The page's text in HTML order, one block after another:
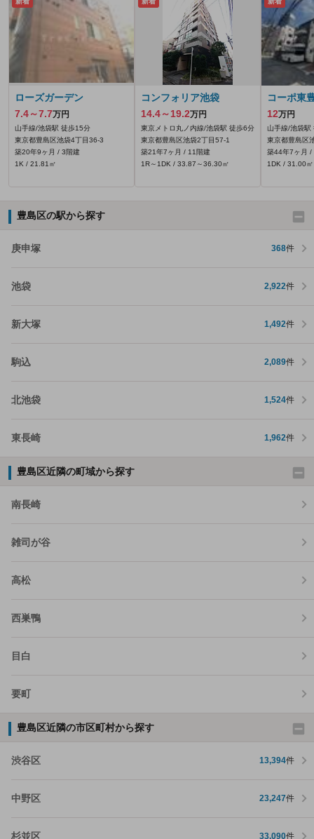
ローズガーデン
7.4～7.7万円
山手線/池袋駅 徒歩15分
東京都豊島区池袋4丁目36-3
築20年9ヶ月 / 3階建
1K / 21.81㎡
コンフォリア池袋
14.4～19.2万円
東京メトロ丸ノ内線/池袋駅 徒歩6分
東京都豊島区池袋2丁目57-1
築21年7ヶ月 / 11階建
1R～1DK / 33.87～36.30㎡
コーポ東
12万円
山手線/池袋駅
東京都豊島区
築44年7ヶ月 /
1DK / 31.00㎡
豊島区の駅から探す
庚申塚 368件
池袋 2,922件
新大塚 1,492件
駒込 2,089件
北池袋 1,524件
東長崎 1,962件
豊島区近隣の町域から探す
南長崎
雑司が谷
高松
西巣鴨
目白
要町
豊島区近隣の市区町村から探す
渋谷区 13,394件
中野区 23,247件
杉並区 33,090件